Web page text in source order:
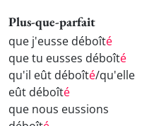
Plus-que-parfait
que j'eusse déboîté
que tu eusses déboîté
qu'il eût déboîté/qu'elle
eût déboîté
que nous eussions